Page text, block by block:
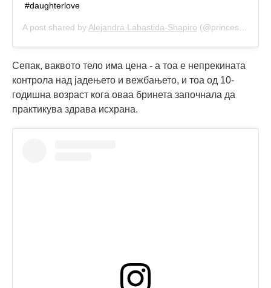
#daughterlove
A post shared byAlejandra Labastida-Shapiro (@princessa6481) on
Сепак, ваквото тело има цена - а тоа е непрекината
контрола над јадењето и вежбањето, и тоа од 10-
годишна возраст кога оваа бринета започнала да
практикува здрава исхрана.